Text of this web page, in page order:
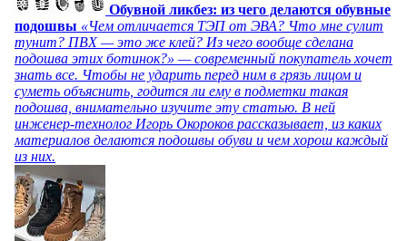
Обувной ликбез: из чего делаются обувные
подошвы «Чем отличается ТЭП от ЭВА? Что мне сулит
тунит? ПВХ — это же клей? Из чего вообще сделана
подошва этих ботинок?» — современный покупатель хочет
знать все. Чтобы не ударить перед ним в грязь лицом и
суметь объяснить, годится ли ему в подметки такая
подошва, внимательно изучите эту статью. В ней
инженер-технолог Игорь Окороков рассказывает, из каких
материалов делаются подошвы обуви и чем хорош каждый
из них.